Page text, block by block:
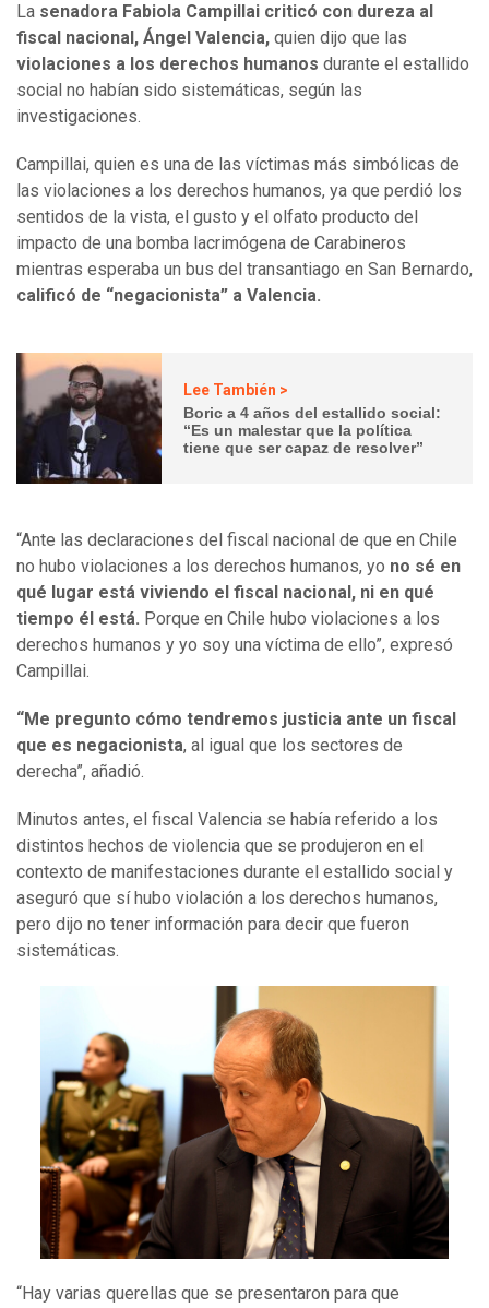
La senadora Fabiola Campillai criticó con dureza al
fiscal nacional, Ángel Valencia, quien dijo que las
violaciones a los derechos humanos durante el estallido
social no habían sido sistemáticas, según las
investigaciones.
Campillai, quien es una de las víctimas más simbólicas de
las violaciones a los derechos humanos, ya que perdió los
sentidos de la vista, el gusto y el olfato producto del
impacto de una bomba lacrimógena de Carabineros
mientras esperaba un bus del transantiago en San Bernardo,
calificó de “negacionista” a Valencia.
Lee También >
Boric a 4 años del estallido social:
“Es un malestar que la política
tiene que ser capaz de resolver”
“Ante las declaraciones del fiscal nacional de que en Chile
no hubo violaciones a los derechos humanos, yo no sé en
qué lugar está viviendo el fiscal nacional, ni en qué
tiempo él está. Porque en Chile hubo violaciones a los
derechos humanos y yo soy una víctima de ello”, expresó
Campillai.
“Me pregunto cómo tendremos justicia ante un fiscal
que es negacionista, al igual que los sectores de
derecha”, añadió.
Minutos antes, el fiscal Valencia se había referido a los
distintos hechos de violencia que se produjeron en el
contexto de manifestaciones durante el estallido social y
aseguró que sí hubo violación a los derechos humanos,
pero dijo no tener información para decir que fueron
sistemáticas.
“Hay varias querellas que se presentaron para que